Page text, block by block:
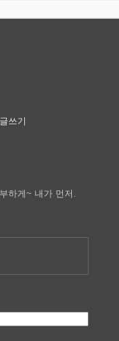
글쓰기
하게~ 내가 먼저.